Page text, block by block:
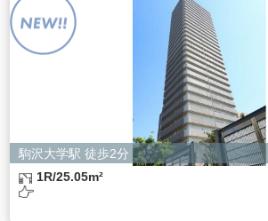
ただし、必要な項目をいただけない場合
きない場合があります。
駒沢大学駅 徒歩2分
1R/25.05m²